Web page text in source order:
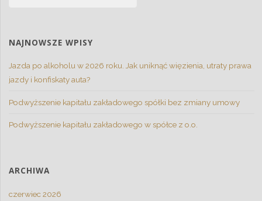
NAJNOWSZE WPISY
Jazda po alkoholu w 2026 roku. Jak uniknąć więzienia, utraty prawa
jazdy i konfiskaty auta?
Podwyższenie kapitału zakładowego spółki bez zmiany umowy
Podwyższenie kapitału zakładowego w spółce z o.o.
ARCHIWA
czerwiec 2026